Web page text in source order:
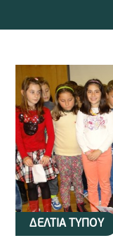
ΔΕΛΤΙΑ ΤΥΠΟΥ